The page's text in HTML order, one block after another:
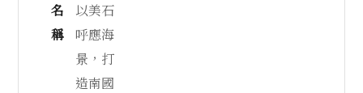
名
稱
以美石
呼應海
景，打
造南國